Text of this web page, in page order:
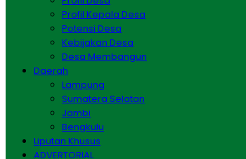
Profil Kepala Desa
Potensi Desa
Kebijakan Desa
Desa Membangun
Daerah
Lampung
Sumatera Selatan
Jambi
Bengkulu
Liputan Khusus
ADVERTORIAL